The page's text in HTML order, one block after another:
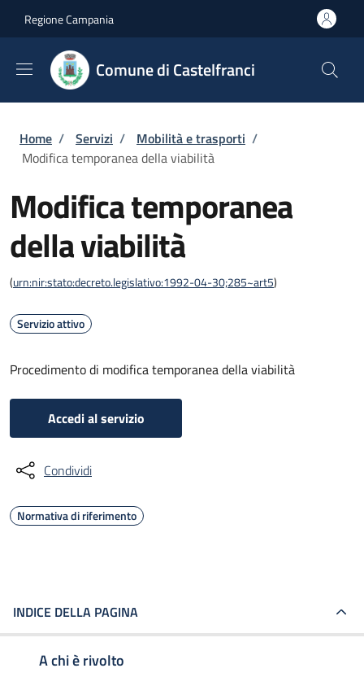
Regione Campania
Comune di Castelfranci
Briciole di pane
Home / Servizi / Mobilità e trasporti /
Modifica temporanea della viabilità
Modifica temporanea
della viabilità
(urn:nir:stato:decreto.legislativo:1992-04-30;285~art5)
Servizio attivo
Procedimento di modifica temporanea della viabilità
Accedi al servizio
Condividi
Normativa di riferimento
INDICE DELLA PAGINA
A chi è rivolto